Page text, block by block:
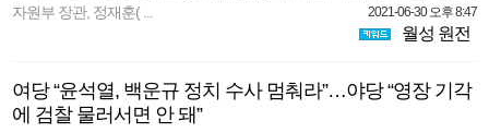
자원부 장관, 정재훈( ...
2021-06-30 오후 8:47
월성 원전
여당 “윤석열, 백운규 정치 수사 멈춰라”…야당 “영장 기각
에 검찰 물러서면 안 돼”